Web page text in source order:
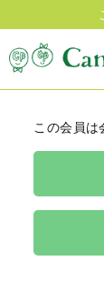
この会員は